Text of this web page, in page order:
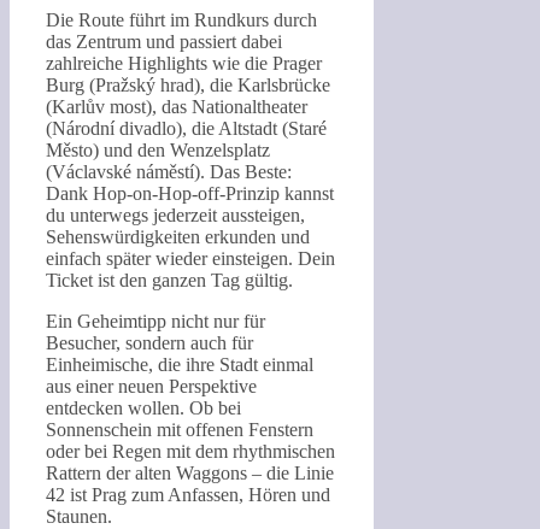
Die Route führt im Rundkurs durch
das Zentrum und passiert dabei
zahlreiche Highlights wie die Prager
Burg (Pražský hrad), die Karlsbrücke
(Karlův most), das Nationaltheater
(Národní divadlo), die Altstadt (Staré
Město) und den Wenzelsplatz
(Václavské náměstí). Das Beste:
Dank Hop-on-Hop-off-Prinzip kannst
du unterwegs jederzeit aussteigen,
Sehenswürdigkeiten erkunden und
einfach später wieder einsteigen. Dein
Ticket ist den ganzen Tag gültig.
Ein Geheimtipp nicht nur für
Besucher, sondern auch für
Einheimische, die ihre Stadt einmal
aus einer neuen Perspektive
entdecken wollen. Ob bei
Sonnenschein mit offenen Fenstern
oder bei Regen mit dem rhythmischen
Rattern der alten Waggons – die Linie
42 ist Prag zum Anfassen, Hören und
Staunen.